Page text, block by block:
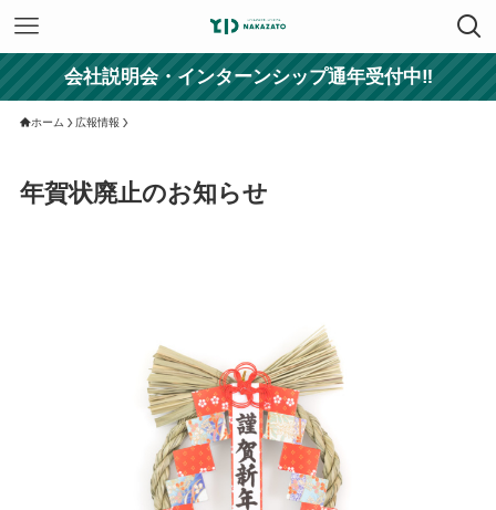
会社説明会・インターンシップ通年受付中‼
ホーム 広報情報
年賀状廃止のお知らせ